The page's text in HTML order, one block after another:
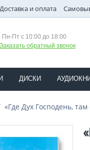
Доставка и оплата
Пн-Пт с 10:00 до 18:00
Заказать обратный звонок
ДИСКИ
«Где Дух Господень, там